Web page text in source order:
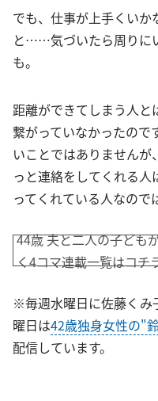
でも、仕事が上手くいか
と……気づいたら周りに
も。
距離ができてしまう人と
繋がっていなかったので
いことではありません
っと連絡をしてくれる
ってくれている人なので
44歳 夫と二人の子ども
く4コマ連載一覧はコチ
※毎週水曜日に佐藤くみ
曜日は42歳独身女性の"
配信しています。